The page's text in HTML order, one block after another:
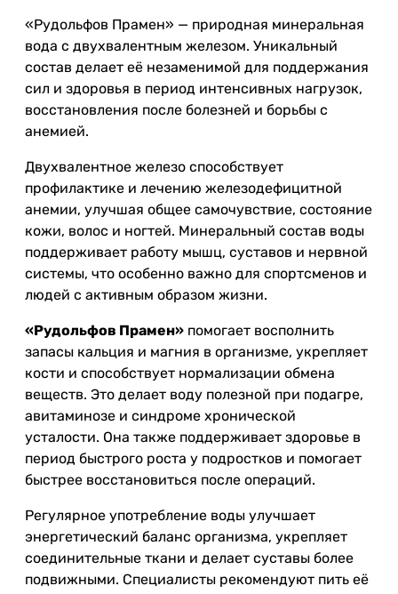
«Рудольфов Прамен» — природная минеральная
вода с двухвалентным железом. Уникальный
состав делает её незаменимой для поддержания
сил и здоровья в период интенсивных нагрузок,
восстановления после болезней и борьбы с
анемией.
Двухвалентное железо способствует
профилактике и лечению железодефицитной
анемии, улучшая общее самочувствие, состояние
кожи, волос и ногтей. Минеральный состав воды
поддерживает работу мышц, суставов и нервной
системы, что особенно важно для спортсменов и
людей с активным образом жизни.
«Рудольфов Прамен» помогает восполнить
запасы кальция и магния в организме, укрепляет
кости и способствует нормализации обмена
веществ. Это делает воду полезной при подагре,
авитаминозе и синдроме хронической
усталости. Она также поддерживает здоровье в
период быстрого роста у подростков и помогает
быстрее восстановиться после операций.
Регулярное употребление воды улучшает
энергетический баланс организма, укрепляет
соединительные ткани и делает суставы более
подвижными. Специалисты рекомендуют пить её